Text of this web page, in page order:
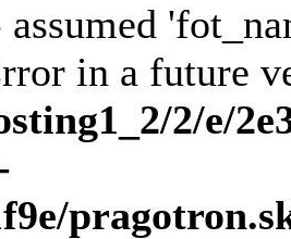
assumed
in a future
2/e/